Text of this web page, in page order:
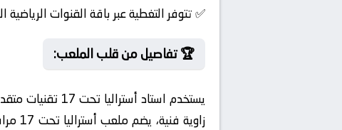
✅ تتوفر التغطية عبر باقة القنوات الرياضية الرسمية الناقلة
🏆 تفاصيل من قلب الملعب:
يستخدم استاد